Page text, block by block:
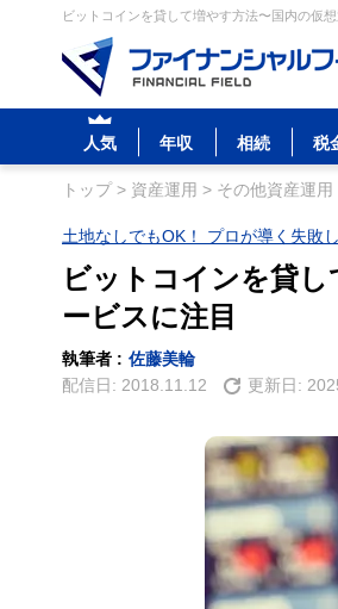
ビットコインを貸して増やす方法〜国内の仮
人気 年収 相続 税
トップ> 資産運用 > その他資産運用
土地なしでもOK！ プロが導く失敗
ビットコインを貸
ービスに注目
執筆者 : 佐藤美輪
配信日: 2018.11.12 更新日: